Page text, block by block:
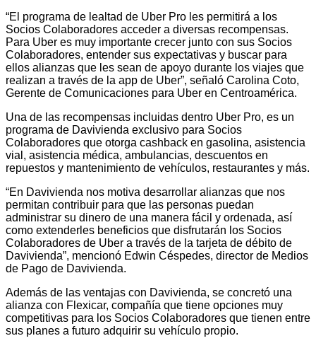
“El programa de lealtad de Uber Pro les permitirá a los
Socios Colaboradores acceder a diversas recompensas.
Para Uber es muy importante crecer junto con sus Socios
Colaboradores, entender sus expectativas y buscar para
ellos alianzas que les sean de apoyo durante los viajes que
realizan a través de la app de Uber”, señaló Carolina Coto,
Gerente de Comunicaciones para Uber en Centroamérica.
Una de las recompensas incluidas dentro Uber Pro, es un
programa de Davivienda exclusivo para Socios
Colaboradores que otorga cashback en gasolina, asistencia
vial, asistencia médica, ambulancias, descuentos en
repuestos y mantenimiento de vehículos, restaurantes y más.
“En Davivienda nos motiva desarrollar alianzas que nos
permitan contribuir para que las personas puedan
administrar su dinero de una manera fácil y ordenada, así
como extenderles beneficios que disfrutarán los Socios
Colaboradores de Uber a través de la tarjeta de débito de
Davivienda”, mencionó Edwin Céspedes, director de Medios
de Pago de Davivienda.
Además de las ventajas con Davivienda, se concretó una
alianza con Flexicar, compañía que tiene opciones muy
competitivas para los Socios Colaboradores que tienen entre
sus planes a futuro adquirir su vehículo propio.